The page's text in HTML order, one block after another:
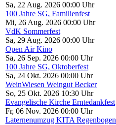
Sa, 22 Aug. 2026 00:00 Uhr
100 Jahre SG, Familienfest
Mi, 26 Aug. 2026 00:00 Uhr
VdK Sommerfest
Sa, 29 Aug. 2026 00:00 Uhr
Open Air Kino
Sa, 26 Sep. 2026 00:00 Uhr
100 Jahre SG, Oktoberfest
Sa, 24 Okt. 2026 00:00 Uhr
WeinWiesen Weingut Becker
So, 25 Okt. 2026 10:30 Uhr
Evangelische Kirche Erntedankfest
Fr, 06 Nov. 2026 00:00 Uhr
Laternenumzug KITA Regenbogen